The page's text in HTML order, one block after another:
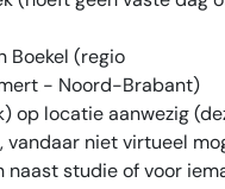
Boekel (regio
- Noord-Brabant)
op locatie aanwezig
vandaar niet virtueel
naast studie of voor